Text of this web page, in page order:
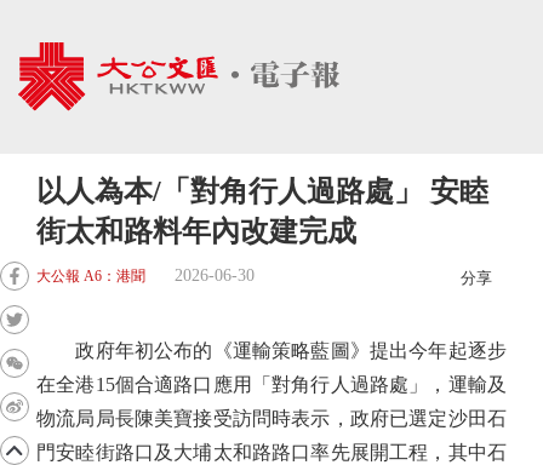
以人為本/「對角行人過路處」 安睦
街太和路料年內改建完成
大公報 A6：港聞 2026-06-30 分享
政府年初公布的《運輸策略藍圖》提出今年起逐步
在全港15個合適路口應用「對角行人過路處」，運輸及
物流局局長陳美寶接受訪問時表示，政府已選定沙田石
門安睦街路口及大埔太和路路口率先展開工程，其中石